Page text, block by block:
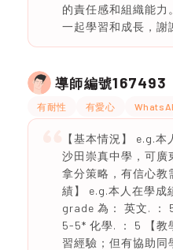
的責任感和組織能力
一起學習和成長，謝
導師編號167493
有耐性 有愛心
【基本情況】 e.g.
沙田崇真中學，可
拿分策略，有信心教
績】 e.g.本人在學成
grade 為： 英文. ：
5-5* 化學. ： 5 【教
習經驗；但有協助同